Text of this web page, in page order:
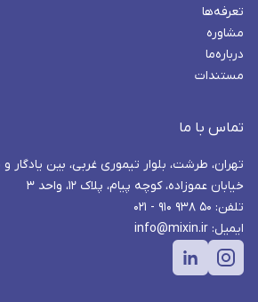
تعرفه‌ها
مشاوره
درباره‌ما
مستندات
تماس با ما
تهران، طرشت، بلوار تیموری غربی، بین
خیابان عموزاده، کوچه پیام، پلاک ۱۲، واحد ۳
تلفن: ۵۰ ۹۳۸ ۹۱۰ - ۰۲۱
ایمیل: info@mixin.ir